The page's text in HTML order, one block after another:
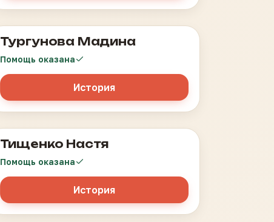
Карцинома Тимуса
Тургунова Мадина
Помощь оказана
История
Лейкоз
Тищенко Настя
Помощь оказана
История